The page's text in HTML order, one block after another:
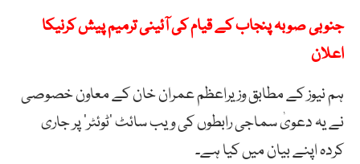
جنوبی صوبہ پنجاب کے قیام کی آئینی ترمیم پیش کرنیکا
اعلان
ہم نیوز کے مطابق وزیراعظم عمران خان کے معاون خصوصی
نے یہ دعویٰ سماجی رابطوں کی ویب سائٹ ’ٹوئٹر‘ پر جاری
کردہ اپنے بیان میں کیا ہے۔